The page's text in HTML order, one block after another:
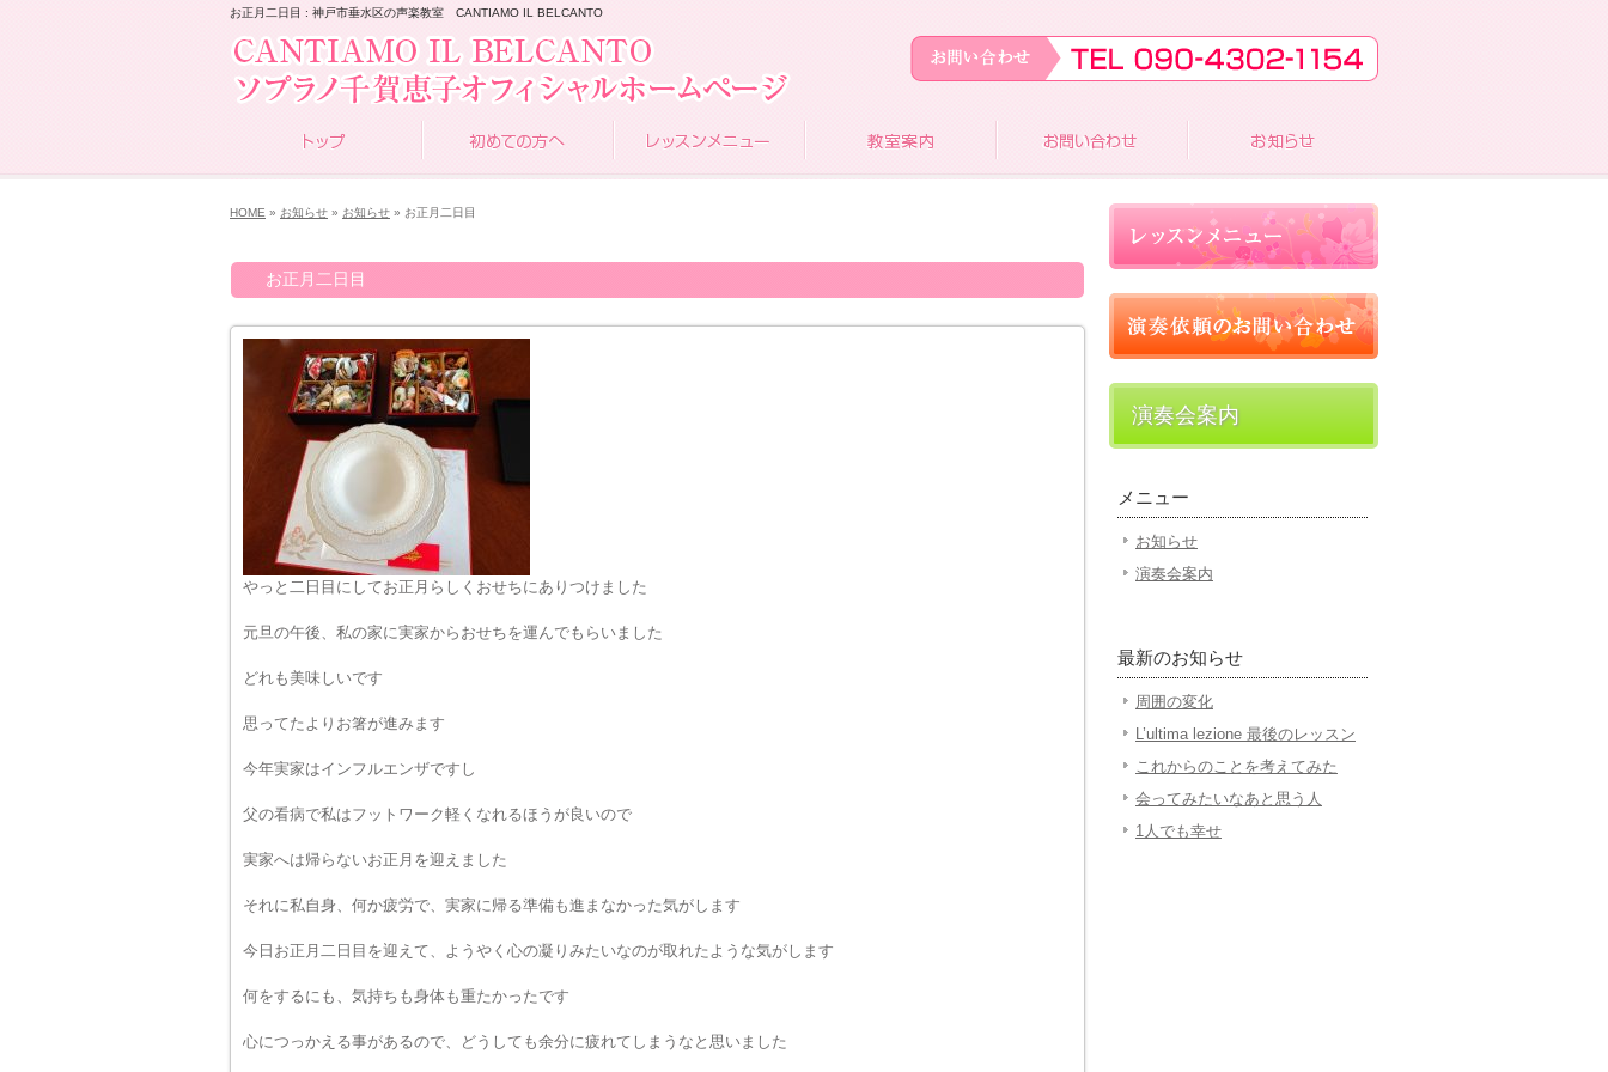
お正月二日目 : 神戸市垂水区の声楽教室 CANTIAMO IL BELCANTO
HOME » お知らせ » お知らせ » お正月二日目
お正月二日目
やっと二日目にしてお正月らしくおせちにありつけました
元旦の午後、私の家に実家からおせちを運んでもらいました
どれも美味しいです
思ってたよりお箸が進みます
今年実家はインフルエンザですし
父の看病で私はフットワーク軽くなれるほうが良いので
実家へは帰らないお正月を迎えました
それに私自身、何か疲労で、実家に帰る準備も進まなかった気がします
今日お正月二日目を迎えて、ようやく心の凝りみたいなのが取れたような気がします
何をするにも、気持ちも身体も重たかったです
心につっかえる事があるので、どうしても余分に疲れてしまうなと思いました
演奏会案内
メニュー
お知らせ
演奏会案内
最新のお知らせ
周囲の変化
L’ultima lezione 最後のレッスン
これからのことを考えてみた
会ってみたいなあと思う人
1人でも幸せ